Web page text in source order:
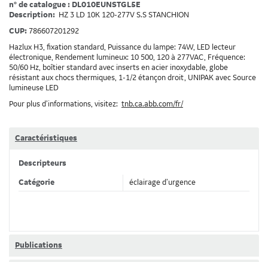
n° de catalogue : DL010EUNSTGL5E
Description: HZ 3 LD 10K 120-277V S.S STANCHION
CUP: 786607201292
Hazlux H3, fixation standard, Puissance du lampe: 74W, LED lecteur
électronique, Rendement lumineux: 10 500, 120 à 277VAC, Fréquence:
50/60 Hz, boîtier standard avec inserts en acier inoxydable, globe
résistant aux chocs thermiques, 1-1/2 étançon droit, UNIPAK avec Source
lumineuse LED
Pour plus d’informations, visitez: tnb.ca.abb.com/fr/
Caractéristiques
Descripteurs
Catégorie éclairage d’urgence
Publications